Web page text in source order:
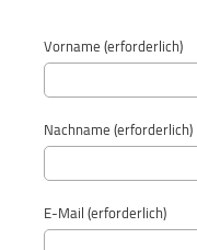
Vorname (erforderlich)
Nachname (erforderlich)
E-Mail (erforderlich)